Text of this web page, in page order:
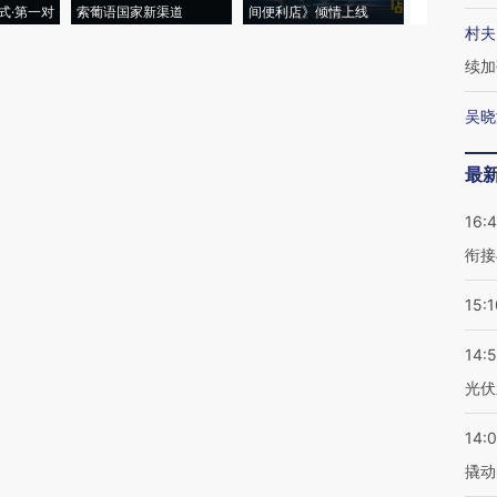
·第一对
索葡语国家新渠道
间便利店》倾情上线
村
续
吴
最
衔
光
撬